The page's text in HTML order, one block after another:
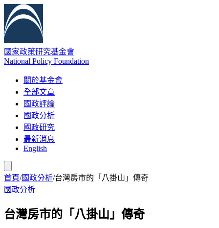
國家政策研究基金會
National Policy Foundation
關於基金會
全部文章
國政評論
國政分析
國政研究
最新消息
English
首頁/國政分析/台灣房市的「八掛山」傳奇
國政分析
台灣房市的「八掛山」傳奇